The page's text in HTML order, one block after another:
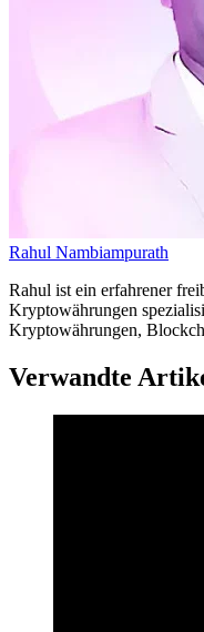
Rahul Nambiampurath
Rahul ist ein erfahrener
Kryptowährungen
Kryptowährungen,
Verwandte